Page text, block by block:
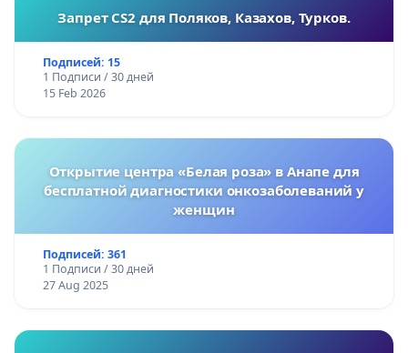
Запрет CS2 для Поляков, Казахов, Турков.
Подписей: 15
1 Подписи / 30 дней
15 Feb 2026
Открытие центра «Белая роза» в Анапе для
бесплатной диагностики онкозаболеваний у
женщин
Подписей: 361
1 Подписи / 30 дней
27 Aug 2025